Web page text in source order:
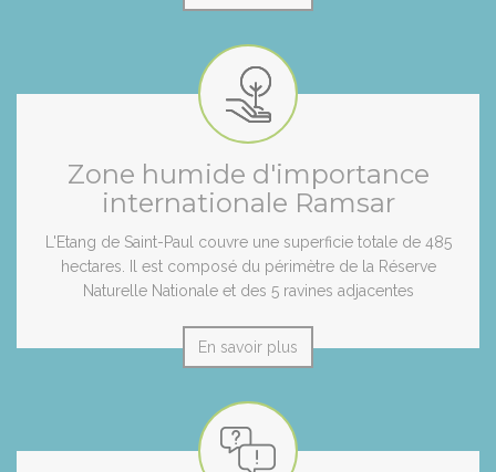
Zone humide d'importance
internationale Ramsar
L'Etang de Saint-Paul couvre une superficie totale de 485
hectares. Il est composé du périmètre de la Réserve
Naturelle Nationale et des 5 ravines adjacentes
En savoir plus